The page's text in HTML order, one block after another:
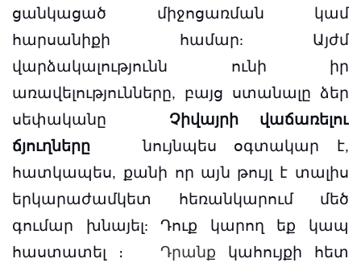
ցանկացած միջոցառման կամ
հարսանիքի համար: Այժմ
վարձակալությունն ունի իր
առավելությունները, բայց ստանալը ձեր
սեփականը
Չիվայրի վաճառելու
ճյուղները
նույնպես օգտակար է,
հատկապես, քանի որ այն թույլ է տալիս
երկարաժամկետ հեռանկարում մեծ
գումար խնայել: Դուք կարող եք կապ
հաստատել ։
Դրանք կահույքի հետ